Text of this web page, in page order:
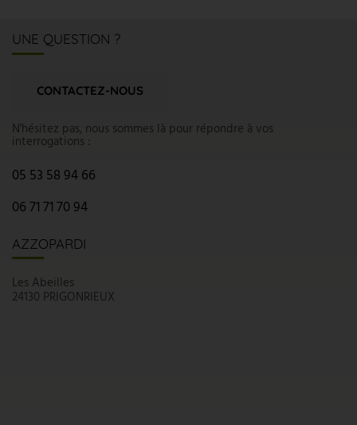
UNE QUESTION ?
CONTACTEZ-NOUS
N'hésitez pas, nous sommes là pour répondre à vos
interrogations :
05 53 58 94 66
06 71 71 70 94
AZZOPARDI
Les Abeilles
24130 PRIGONRIEUX